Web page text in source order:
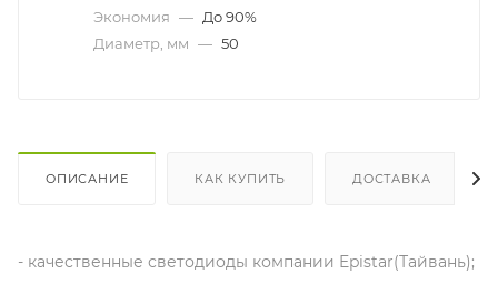
Экономия — До 90%
Диаметр, мм — 50
ОПИСАНИЕ КАК КУПИТЬ ДОСТАВКА
- качественные светодиоды компании Epistar(Тайвань);